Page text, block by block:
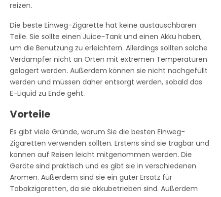
reizen.
Die beste Einweg-Zigarette hat keine austauschbaren
Teile. Sie sollte einen Juice-Tank und einen Akku haben,
um die Benutzung zu erleichtern. Allerdings sollten solche
Verdampfer nicht an Orten mit extremen Temperaturen
gelagert werden. Außerdem können sie nicht nachgefüllt
werden und müssen daher entsorgt werden, sobald das
E-Liquid zu Ende geht.
Vorteile
Es gibt viele Gründe, warum Sie die besten Einweg-
Zigaretten verwenden sollten. Erstens sind sie tragbar und
können auf Reisen leicht mitgenommen werden. Die
Geräte sind praktisch und es gibt sie in verschiedenen
Aromen. Außerdem sind sie ein guter Ersatz für
Tabakzigaretten, da sie akkubetrieben sind. Außerdem